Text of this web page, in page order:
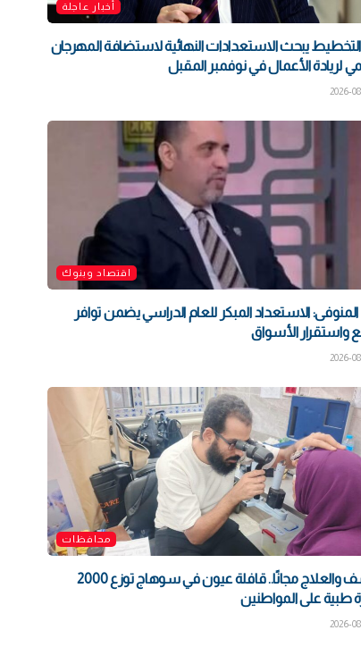
أخبار عاجلة
التخطيط يبحث الاستعدادات النهائية لاستضافة المهرجان
لريادة الأعمال في نوفمبر المقبل
اقتصاد وبنوك
المنوفى: الاستعداد المبكر للعام الدراسي يضمن توافر
واستقرار الأسواق
محافظات
الكشف والعلاج مجانًا.. قافلة عيون في سوهاج توزع 2000
طبية على المواطنين